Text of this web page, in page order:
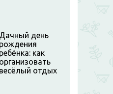
Дачный день
рождения
ребёнка: как
организовать
весёлый отдых